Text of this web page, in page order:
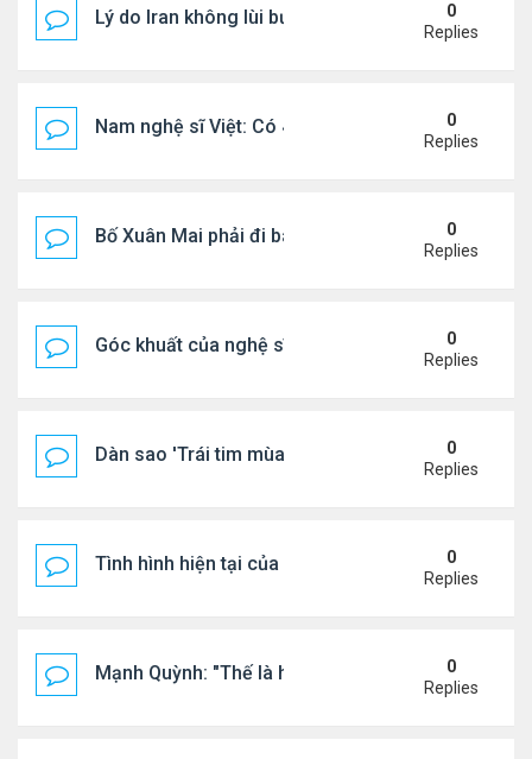
Lý do Iran không lùi bước trước lời đe dọa của
0
Replies
Nam nghệ sĩ Việt: Có 4 nhà ở Pháp, sống gần
0
Replies
Bố Xuân Mai phải đi bán cơm ở Mỹ
0
Replies
Góc khuất của nghệ sĩ Hoài Tâm
0
Replies
Dàn sao 'Trái tim mùa thu' sau 26 năm
0
Replies
Tình hình hiện tại của Quang Lê
0
Replies
Mạnh Quỳnh: "Thế là hết"
0
Replies